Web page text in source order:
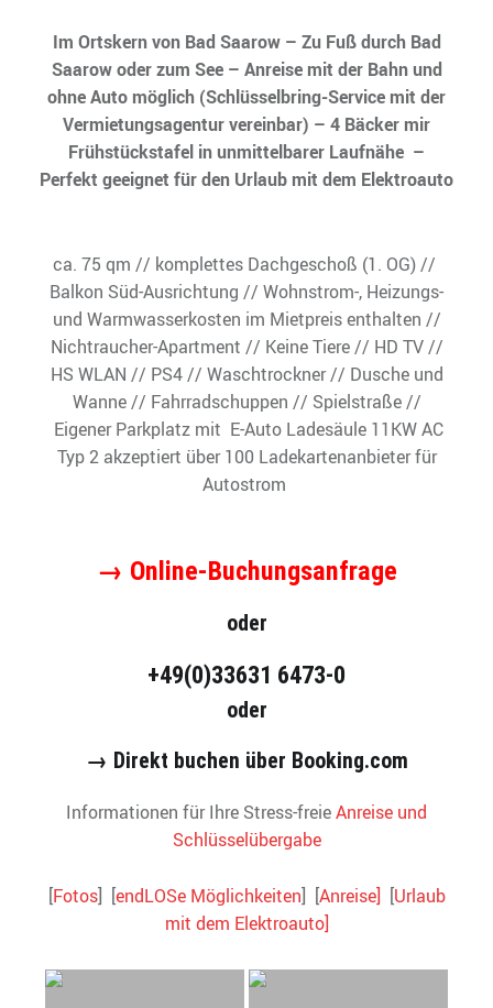
Im Ortskern von Bad Saarow – Zu Fuß durch Bad
Saarow oder zum See – Anreise mit der Bahn und
ohne Auto möglich (Schlüsselbring-Service mit der
Vermietungsagentur vereinbar) – 4 Bäcker mir
Frühstückstafel in unmittelbarer Laufnähe –
Perfekt geeignet für den Urlaub mit dem Elektroauto
ca. 75 qm // komplettes Dachgeschoß (1. OG) //
Balkon Süd-Ausrichtung // Wohnstrom-, Heizungs-
und Warmwasserkosten im Mietpreis enthalten //
Nichtraucher-Apartment // Keine Tiere // HD TV //
HS WLAN // PS4 // Waschtrockner // Dusche und
Wanne // Fahrradschuppen // Spielstraße //
Eigener Parkplatz mit E-Auto Ladesäule 11KW AC
Typ 2 akzeptiert über 100 Ladekartenanbieter für
Autostrom
→ Online-Buchungsanfrage
oder
+49(0)33631 6473-0
oder
→ Direkt buchen über Booking.com
Informationen für Ihre Stress-freieAnreise und
Schlüsselübergabe
[Fotos] [endLOSe Möglichkeiten] [Anreise] [Urlaub
mit dem Elektroauto]